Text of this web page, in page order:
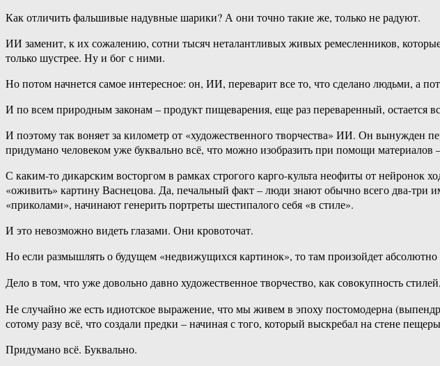
Как отличить фальшивые надувные шарики? А они точно такие же, только не радуют.
ИИ заменит, к их сожалению, сотни тысяч неталантливых живых ремесленников,
только шустрее. Ну и бог с ними.
Но потом начнется самое интересное: он, ИИ, переварит все то, что сделано людьми, а
И по всем природным законам – продукт пищеварения, еще раз переваренный, остается
И поэтому так воняет за километр от «художественного творчества» ИИ. Он вынужден
придумано человеком уже буквально всё, что можно изобразить при помощи
С каким-то дикарским восторгом в рамках строгого карго-культа неофиты от нейронок
«оживить» картину Васнецова. Да, печальный факт – люди знают обычно всего два-
«приколами», начинают генерить портреты шестипалого себя «в стиле».
И это невозможно видеть глазами. Они кровоточат.
Но если размышлять о будущем «недвижущихся картинок», то там произойдет
Дело в том, что уже довольно давно художественное творчество, как совокупность
Не случайно же есть идиотское выражение, что мы живем в эпоху постомодерна
сотому разу всё, что создали предки – начиная с того, который выскребал на стене
Придумано всё. Буквально.